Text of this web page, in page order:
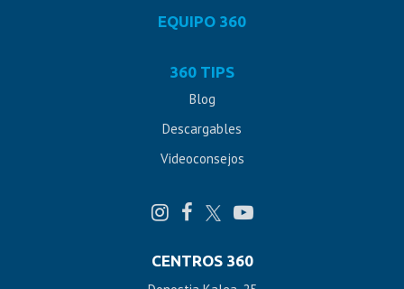
EQUIPO 360
360 TIPS
Blog
Descargables
Videoconsejos
CENTROS 360